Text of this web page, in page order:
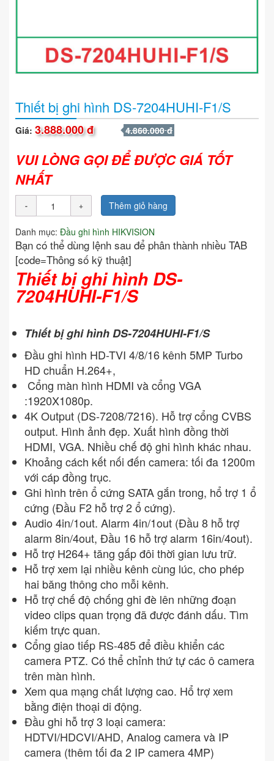
Thiết bị ghi hình DS-7204HUHI-F1/S
Giá: 3.888.000 đ 4.860.000 đ
VUI LÒNG GỌI ĐỂ ĐƯỢC GIÁ TỐT
NHẤT
Thêm giỏ hàng
Danh mục: Đầu ghi hình HIKVISION
Bạn có thể dùng lệnh sau để phân thành nhiều TAB
[code=Thông số kỹ thuật]
Thiết bị ghi hình DS-
7204HUHI-F1/S
Thiết bị ghi hình DS-7204HUHI-F1/S
Đầu ghi hình HD-TVI 4/8/16 kênh 5MP Turbo
HD chuẩn H.264+,
Cổng màn hình HDMI và cổng VGA
:1920X1080p.
4K Output (DS-7208/7216). Hỗ trợ cổng CVBS
output. Hình ảnh đẹp. Xuất hình đồng thời
HDMI, VGA. Nhiều chế độ ghi hình khác nhau.
Khoảng cách kết nối đến camera: tối đa 1200m
với cáp đồng trục.
Ghi hình trên ổ cứng SATA gắn trong, hổ trợ 1 ổ
cứng (Đầu F2 hỗ trợ 2 ổ cứng).
Audio 4in/1out. Alarm 4in/1out (Đầu 8 hỗ trợ
alarm 8in/4out, Đầu 16 hỗ trợ alarm 16in/4out).
Hỗ trợ H264+ tăng gấp đôi thời gian lưu trữ.
Hỗ trợ xem lại nhiều kênh cùng lúc, cho phép
hai băng thông cho mỗi kênh.
Hỗ trợ chế độ chống ghi đè lên những đoạn
video clips quan trọng đã được đánh dấu. Tìm
kiếm trực quan.
Cổng giao tiếp RS-485 để điều khiển các
camera PTZ. Có thể chỉnh thứ tự các ô camera
trên màn hình.
Xem qua mạng chất lượng cao. Hổ trợ xem
bằng điện thoại di động.
Đầu ghi hỗ trợ 3 loại camera:
HDTVI/HDCVI/AHD, Analog camera và IP
camera (thêm tối đa 2 IP camera 4MP)